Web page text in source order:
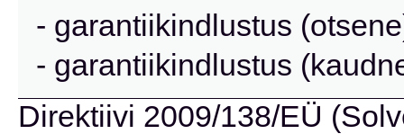
- garantiikindlustus
- garantiikindlustus
Direktiivi 2009/138/EÜ